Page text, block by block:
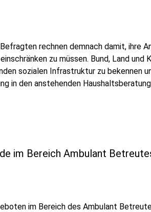
rechnen demnach damit, ihre
zu müssen. Bund, Land und
sozialen Infrastruktur zu bekennen
in den anstehenden
im Bereich Ambulant
im Bereich des Ambulant